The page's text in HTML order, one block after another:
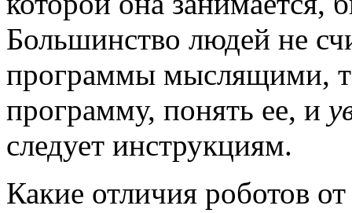
Большинство людей не
программы мыслящими,
программу, понять ее, и
следует инструкциям.
Какие отличия роботов